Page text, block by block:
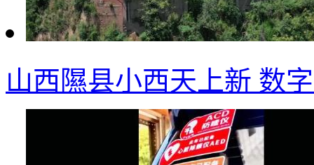
山西隰县小西天上新 数